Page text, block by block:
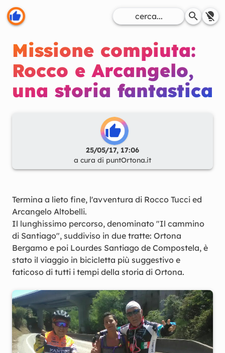
Missione compiuta:
Rocco e Arcangelo,
una storia fantastica
25/05/17, 17:06
a cura di puntOrtona.it
Termina a lieto fine, l'avventura di Rocco Tucci ed
Arcangelo Altobelli.
Il lunghissimo percorso, denominato "Il cammino
di Santiago", suddiviso in due tratte: Ortona
Bergamo e poi Lourdes Santiago de Compostela, è
stato il viaggio in bicicletta più suggestivo e
faticoso di tutti i tempi della storia di Ortona.